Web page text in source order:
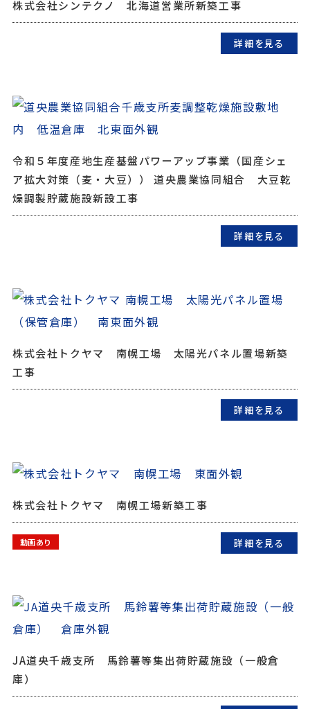
株式会社シンテクノ 北海道営業所新築工事
詳細を見る
令和５年度産地生産基盤パワーアップ事業（国産シェ
ア拡大対策（麦・大豆）） 道央農業協同組合 大豆乾
燥調製貯蔵施設新設工事
詳細を見る
株式会社トクヤマ 南幌工場 太陽光パネル置場新築
工事
詳細を見る
株式会社トクヤマ 南幌工場新築工事
動画あり 詳細を見る
JA道央千歳支所 馬鈴薯等集出荷貯蔵施設（一般倉
庫）